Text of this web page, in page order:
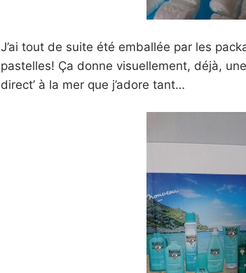
J’ai tout de suite été emballée par les
pastelles! Ça donne visuellement, déjà,
direct’ à la mer que j’adore tant…